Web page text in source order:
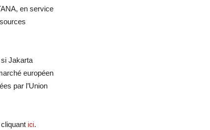
en service
Jakarta
européen
par l’Union
ici.